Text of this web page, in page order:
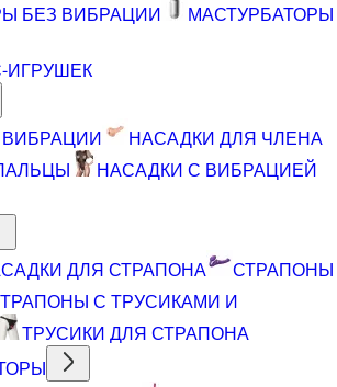
БЕЗ ВИБРАЦИИ
МАСТУРБАТОРЫ
ИГРУШЕК
НАСАДКИ ДЛЯ ЧЛЕНА
НАСАДКИ С ВИБРАЦИЕЙ
ДЛЯ СТРАПОНА
СТРАПОНЫ
С ТРУСИКАМИ И
ТРУСИКИ ДЛЯ СТРАПОНА